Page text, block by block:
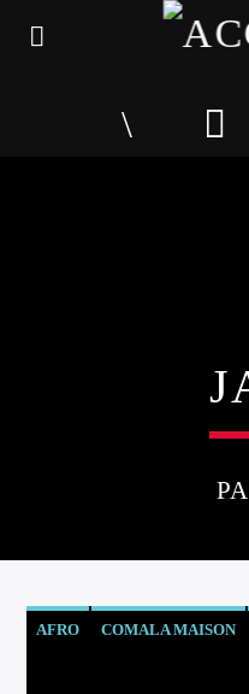
AFRO COMALA MAISON